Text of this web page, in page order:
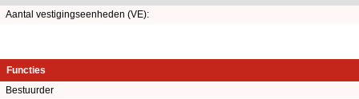
Aantal vestigingseenheden (VE):
Functies
Bestuurder